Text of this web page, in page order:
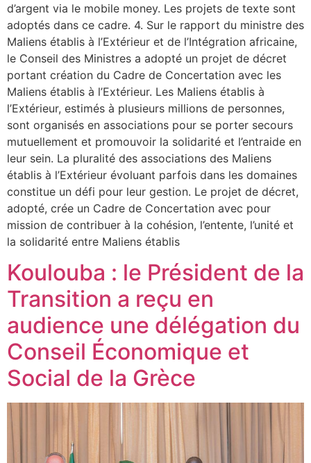
d’argent via le mobile money. Les projets de texte sont
adoptés dans ce cadre. 4. Sur le rapport du ministre des
Maliens établis à l’Extérieur et de l’Intégration africaine,
le Conseil des Ministres a adopté un projet de décret
portant création du Cadre de Concertation avec les
Maliens établis à l’Extérieur. Les Maliens établis à
l’Extérieur, estimés à plusieurs millions de personnes,
sont organisés en associations pour se porter secours
mutuellement et promouvoir la solidarité et l’entraide en
leur sein. La pluralité des associations des Maliens
établis à l’Extérieur évoluant parfois dans les domaines
constitue un défi pour leur gestion. Le projet de décret,
adopté, crée un Cadre de Concertation avec pour
mission de contribuer à la cohésion, l’entente, l’unité et
la solidarité entre Maliens établis
Koulouba : le Président de la
Transition a reçu en
audience une délégation du
Conseil Économique et
Social de la Grèce